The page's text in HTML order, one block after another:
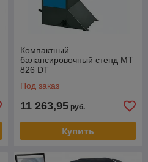
Компактный
балансировочный стенд MT
826 DT
Под заказ
11 263,95 руб.
Купить